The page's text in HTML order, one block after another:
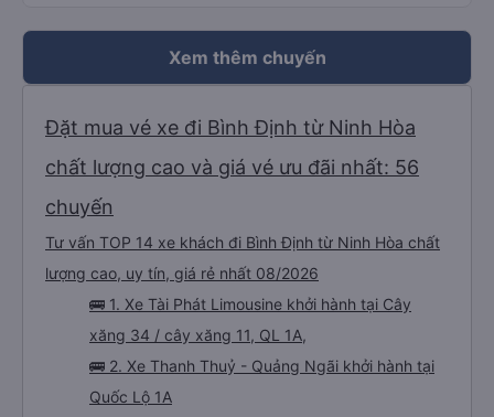
Xem thêm chuyến
Đặt mua vé xe đi Bình Định từ Ninh Hòa
chất lượng cao và giá vé ưu đãi nhất: 56
chuyến
Tư vấn TOP 14 xe khách đi Bình Định từ Ninh Hòa chất
lượng cao, uy tín, giá rẻ nhất 08/2026
🚌 1. Xe Tài Phát Limousine khởi hành tại Cây
xăng 34 / cây xăng 11, QL 1A,
🚌 2. Xe Thanh Thuỷ - Quảng Ngãi khởi hành tại
Quốc Lộ 1A